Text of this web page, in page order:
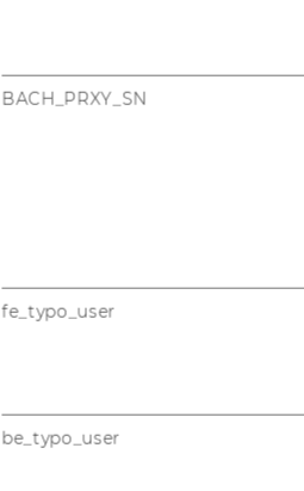
BACH_PRXY_SN
fe_typo_user
be_typo_user